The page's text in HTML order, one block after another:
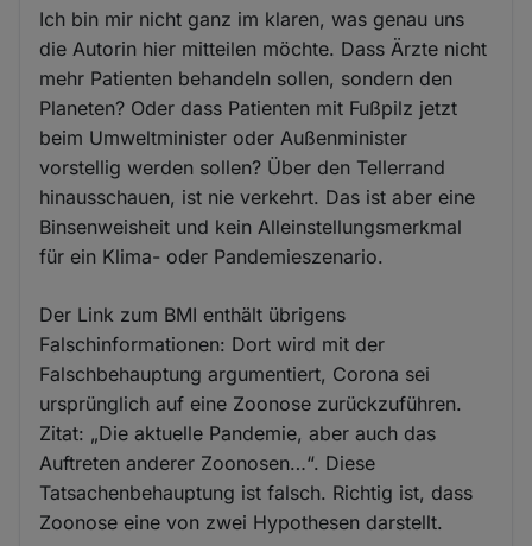
Ich bin mir nicht ganz im klaren, was genau uns
die Autorin hier mitteilen möchte. Dass Ärzte nicht
mehr Patienten behandeln sollen, sondern den
Planeten? Oder dass Patienten mit Fußpilz jetzt
beim Umweltminister oder Außenminister
vorstellig werden sollen? Über den Tellerrand
hinausschauen, ist nie verkehrt. Das ist aber eine
Binsenweisheit und kein Alleinstellungsmerkmal
für ein Klima- oder Pandemieszenario.
Der Link zum BMI enthält übrigens
Falschinformationen: Dort wird mit der
Falschbehauptung argumentiert, Corona sei
ursprünglich auf eine Zoonose zurückzuführen.
Zitat: „Die aktuelle Pandemie, aber auch das
Auftreten anderer Zoonosen…“. Diese
Tatsachenbehauptung ist falsch. Richtig ist, dass
Zoonose eine von zwei Hypothesen darstellt.